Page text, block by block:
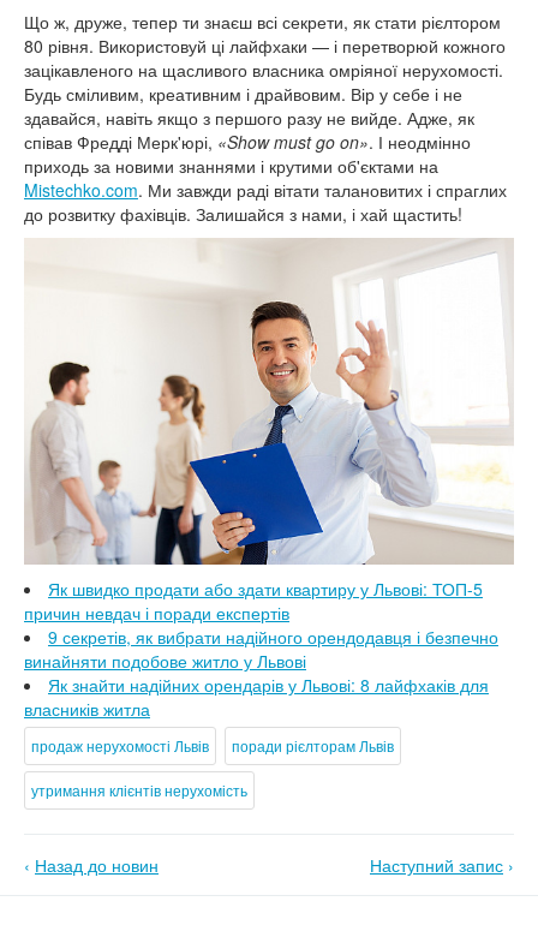
Що ж, друже, тепер ти знаєш всі секрети, як стати рієлтором
80 рівня. Використовуй ці лайфхаки — і перетворюй кожного
зацікавленого на щасливого власника омріяної нерухомості.
Будь сміливим, креативним і драйвовим. Вір у себе і не
здавайся, навіть якщо з першого разу не вийде. Адже, як
співав Фредді Мерк'юрі, «Show must go on». І неодмінно
приходь за новими знаннями і крутими об'єктами на
Mistechko.com. Ми завжди раді вітати талановитих і спраглих
до розвитку фахівців. Залишайся з нами, і хай щастить!
Як швидко продати або здати квартиру у Львові: ТОП-5
причин невдач і поради експертів
9 секретів, як вибрати надійного орендодавця і безпечно
винайняти подобове житло у Львові
Як знайти надійних орендарів у Львові: 8 лайфхаків для
власників житла
продаж нерухомості Львів поради рієлторам Львів
утримання клієнтів нерухомість
‹ Назад до новин Наступний запис ›